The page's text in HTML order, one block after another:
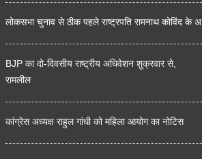
लोकसभा चुनाव से ठीक पहले राष्ट्रपति रामनाथ कोविंद के अ
BJP का दो-दिवसीय राष्ट्रीय अधिवेशन शुक्रवार से,
रामलील
कांग्रेस अध्यक्ष राहुल गांधी को महिला आयोग का नोटिस